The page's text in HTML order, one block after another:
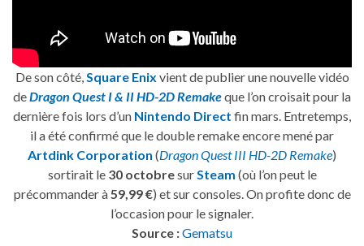
De son côté,Square Enix vient de publier une nouvelle vidéo
deDragon Quest I & II HD-2D Remakeque l’on croisait pour la
dernière fois lors d’un Nintendo Direct fin mars. Entretemps,
il a été confirmé que le double remake encore mené par
Artdink Corporation (Dragon Quest III HD-2D Remake)
sortirait le 30 octobresurSteam (où l’on peut le
précommander à59,99 €) et sur consoles. On profite donc de
l’occasion pour le signaler.
Source :Gematsu